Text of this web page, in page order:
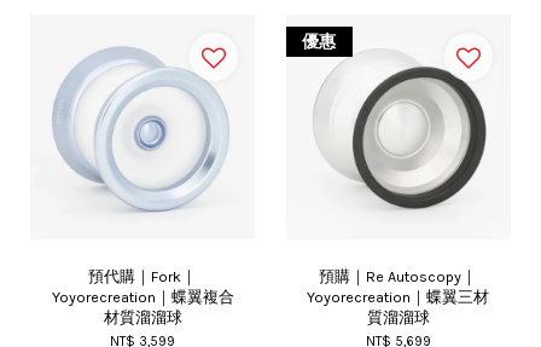
預代購｜Fork｜
Yoyorecreation｜蝶翼複合
材質溜溜球
NT$ 3,599
優惠
預購｜Re Autoscopy｜
Yoyorecreation｜蝶翼三材
質溜溜球
NT$ 5,699